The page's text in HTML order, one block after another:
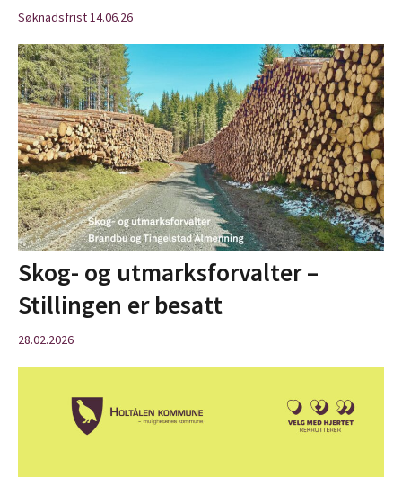
Søknadsfrist 14.06.26
Skog- og utmarksforvalter –
Stillingen er besatt
28.02.2026